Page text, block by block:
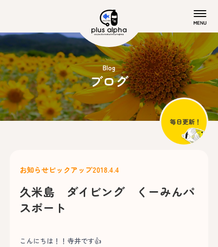
Blog
ブログ
お知らせピックアップ2018.4.4
久米島 ダイビング くーみんパ
スポート
こんにちは！！寺井です👍